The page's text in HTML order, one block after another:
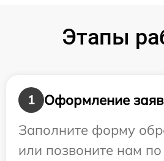
Этапы
1
Оформление
Заполните форму
или позвоните нам